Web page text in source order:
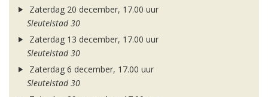
Zaterdag 20 december, 17.00 uur
Sleutelstad 30
Zaterdag 13 december, 17.00 uur
Sleutelstad 30
Zaterdag 6 december, 17.00 uur
Sleutelstad 30